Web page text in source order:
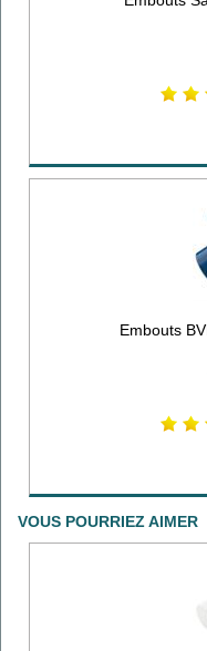
Embouts
VOUS POURRIEZ AIMER